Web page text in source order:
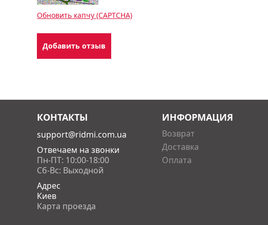
Обновить капчу (CAPTCHA)
КОНТАКТЫ
support@ridmi.com.ua
Отвечаем на звонки
Пн-ПТ: 10:00-18:00
Сб-Вс: Выходной
Адрес
Киев
Карта проезда
ИНФОРМАЦИЯ
Возврат
Доставка
Оплата